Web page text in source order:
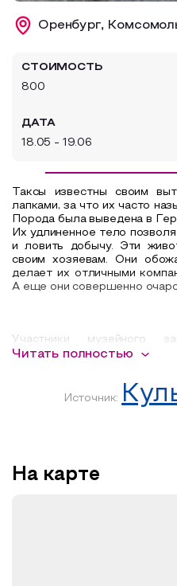
Образовательный туризм
Оренбург,
СТОИМОСТЬ
800
ДАТА
18.05 - 19.06
Таксы известны своим
лапками, за что их часто
Порода была выведена в
Их удлиненное тело
и ловить добычу. Эти
своим хозяевам. Они
делает их отличными
А еще они совершенно
Участники музейного
художника смогут
фигурки животного и
Распишут изделие
Лепка таксы ̶ это отличный
Читать полностью
Источник:
На карте